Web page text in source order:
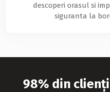
descoperi orasul si
siguranta la
98% din